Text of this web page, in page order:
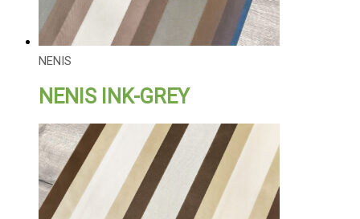
NENIS
NENIS INK-GREY